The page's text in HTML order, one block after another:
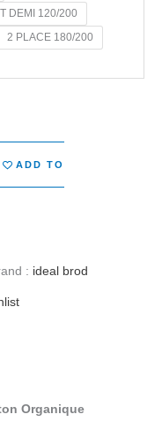
DEMI 120/200
2 PLACE 180/200
ADD TO
: ideal brod
Organique